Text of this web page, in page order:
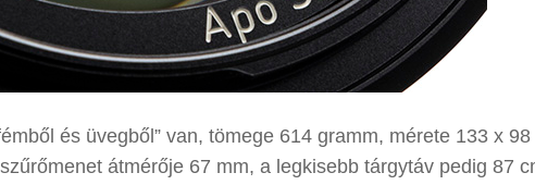
és üvegből” van, tömege 614 gramm, mérete 133 x
átmérője 67 mm, a legkisebb tárgytáv pedig 87